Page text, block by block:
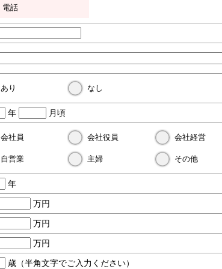
電話
あり なし
年 月頃
会社員 会社役員 会社経営
自営業 主婦 その他
年
万円
万円
万円
歳（半角文字でご入力ください）